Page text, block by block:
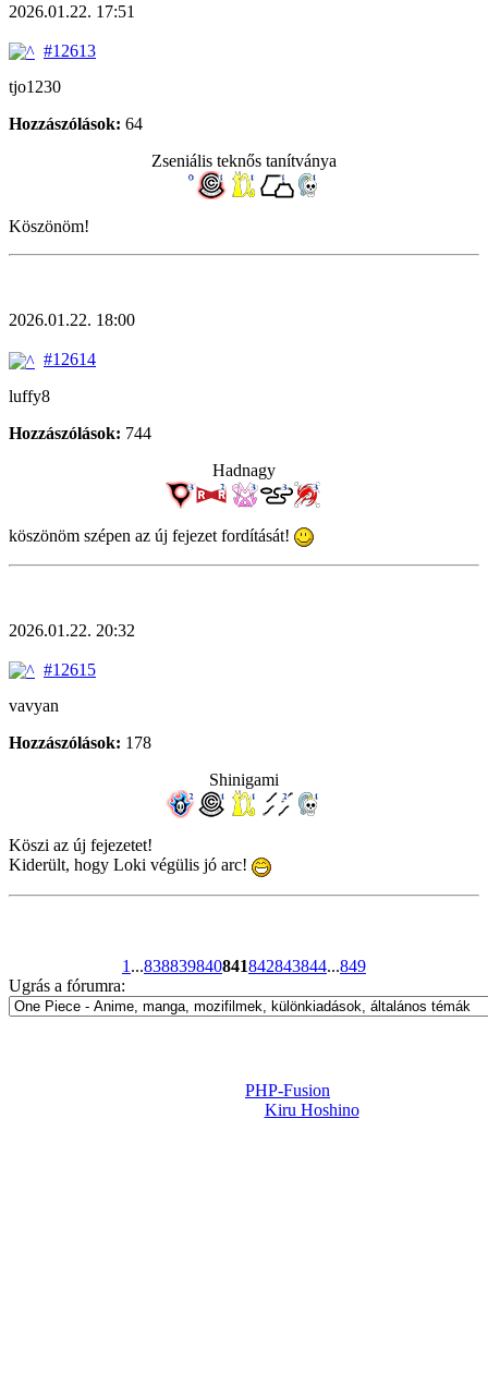
2026.01.22. 17:51
#12613
tjo1230
Hozzászólások: 64
Zseniális teknős tanítványa
Köszönöm!
2026.01.22. 18:00
#12614
luffy8
Hozzászólások: 744
Hadnagy
köszönöm szépen az új fejezet fordítását!
2026.01.22. 20:32
#12615
vavyan
Hozzászólások: 178
Shinigami
Köszi az új fejezetet!
Kiderült, hogy Loki végülis jó arc!
1 ...838839840841842843844...849
Ugrás a fórumra:
PHP-Fusion
Kiru Hoshino